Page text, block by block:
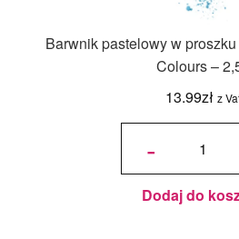
Barwnik pastelowy w
Colours –
13.99zł z
-
ilość
w proszku
Hydrangea
Colours -
2,5g
Dodaj do